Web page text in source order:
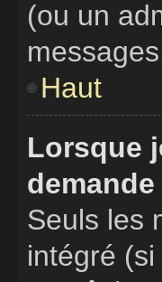
(ou un
Haut
Lorsque
Seuls les
intégré